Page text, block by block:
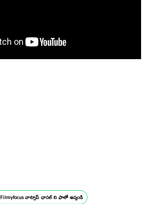
Filmyfocus వాట్సాప్ ఛానల్ ని ఫాలో అవ్వండి